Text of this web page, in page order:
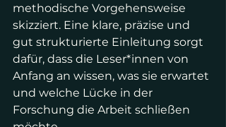
methodische Vorgehensweise
skizziert. Eine klare, präzise und
gut strukturierte Einleitung sorgt
dafür, dass die Leser*innen von
Anfang an wissen, was sie erwartet
und welche Lücke in der
Forschung die Arbeit schließen